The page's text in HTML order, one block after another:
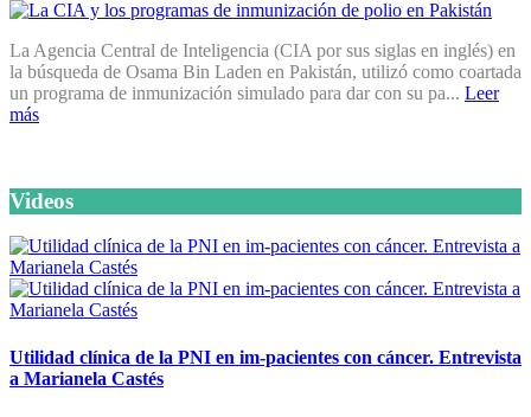
La Agencia Central de Inteligencia (CIA por sus siglas en inglés) en
la búsqueda de Osama Bin Laden en Pakistán, utilizó como coartada
un programa de inmunización simulado para dar con su pa... Leer
más
Videos
Utilidad clínica de la PNI en im-pacientes con cáncer. Entrevista
a Marianela Castés